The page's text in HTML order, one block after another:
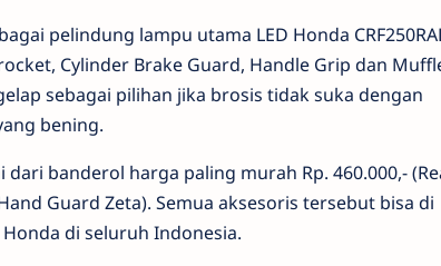
pelindung lampu utama LED Honda
Cylinder Brake Guard, Handle Grip dan
sebagai pilihan jika brosis tidak suka dengan
bening.
banderol harga paling murah Rp. 460.000,-
Guard Zeta). Semua aksesoris tersebut bisa di
di seluruh Indonesia.